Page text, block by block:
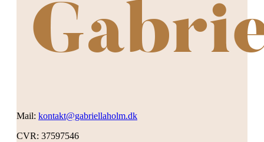
Mail: kontakt@gabriellaholm.dk
CVR: 37597546